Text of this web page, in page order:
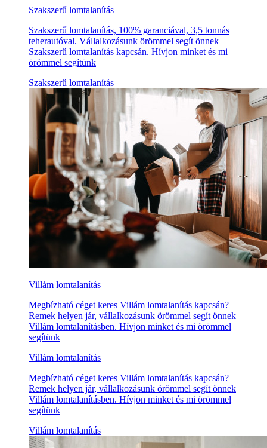
Szakszerű lomtalanítás
Szakszerű lomtalanítás, 100% garanciával, 3,5 tonnás
teherautóval. Vállalkozásunk örömmel segít önnek
Szakszerű lomtalanítás kapcsán. Hívjon minket és mi
örömmel segítünk
Szakszerű lomtalanítás
Villám lomtalanítás
Megbízható céget keres Villám lomtalanítás kapcsán?
Remek helyen jár, vállalkozásunk örömmel segít önnek
Villám lomtalanításben. Hívjon minket és mi örömmel
segítünk
Villám lomtalanítás
Megbízható céget keres Villám lomtalanítás kapcsán?
Remek helyen jár, vállalkozásunk örömmel segít önnek
Villám lomtalanításben. Hívjon minket és mi örömmel
segítünk
Villám lomtalanítás